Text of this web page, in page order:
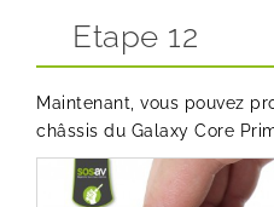
Etape 12
Maintenant, vous pouvez
châssis du Galaxy Core